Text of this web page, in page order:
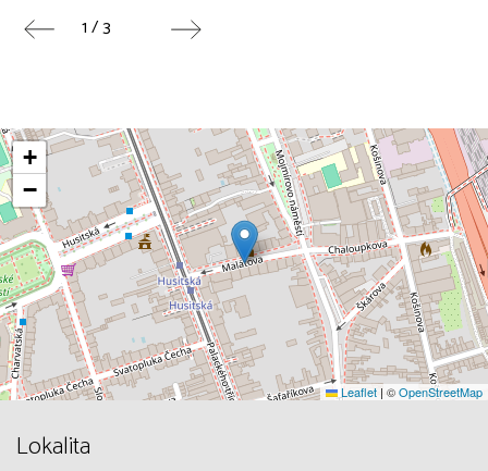
1 / 3
+
−
Leaflet | ©OpenStreetMap
Lokalita